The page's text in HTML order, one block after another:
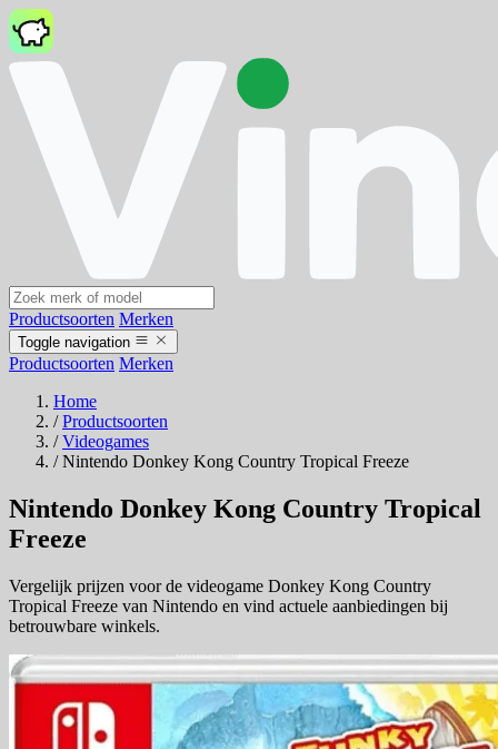
Productsoorten Merken
Toggle navigation
Productsoorten Merken
Home
/ Productsoorten
/ Videogames
/ Nintendo Donkey Kong Country Tropical Freeze
Nintendo Donkey Kong Country Tropical
Freeze
Vergelijk prijzen voor de videogame Donkey Kong Country
Tropical Freeze van Nintendo en vind actuele aanbiedingen bij
betrouwbare winkels.